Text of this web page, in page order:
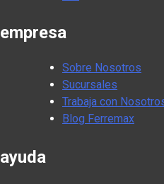
empresa
Sobre Nosotros
Sucursales
Trabaja con
Blog Ferremax
ayuda